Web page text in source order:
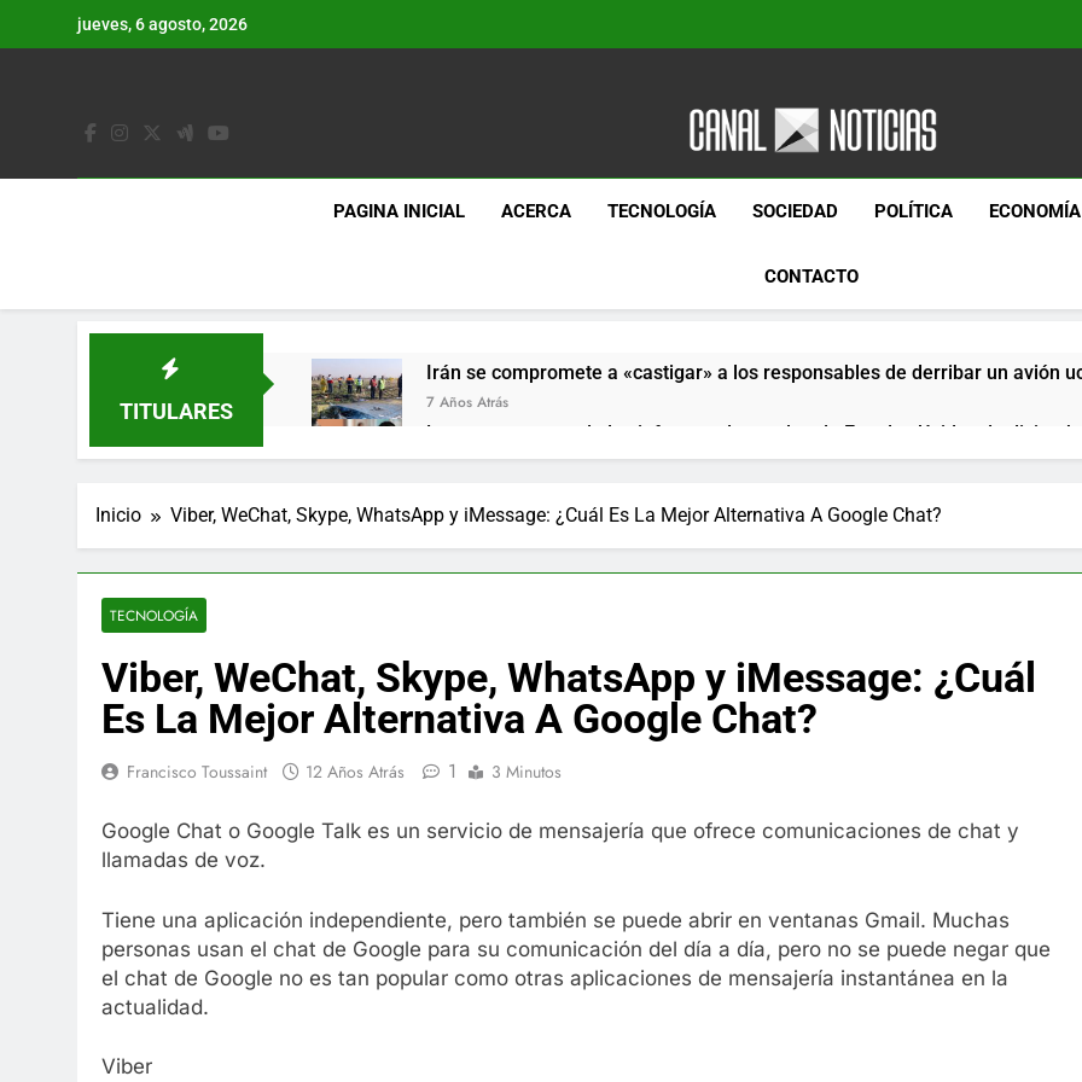
jueves, 6 agosto, 2026
Canal Noticias
Canal Noticias
PAGINA INICIAL ACERCA TECNOLOGÍA SOCIEDAD POLÍTICA ECONOMÍA
CONTACTO
TITULARES
Irán se compromete a «castigar» a los responsables de derribar un avión
7 Años Atrás
Lo que se espera de los informes de empleo de Estados Unidos de
7 Años Atrás
7 Años Atrás
El famoso chef y restaurador, Carl Ruiz, muere a los 44 años
Cápsulas Ultra Max Testo a Precios Especiales en México, Chile, Argentina,
Más
7 Años Atrás
7 Años Atrás
7 Años Atrás
Crucero en México te lleva a lugares paranormales con binoculares de
La Inteligencia Artificial deepfake de Samsung fabrica un clip de
7 Años Atrás
Inicio Viber, WeChat, Skype, WhatsApp y iMessage: ¿Cuál Es La Mejor Alternativa A Google Chat?
TECNOLOGÍA
Viber, WeChat, Skype, WhatsApp y iMessage: ¿Cuál
Es La Mejor Alternativa A Google Chat?
Francisco Toussaint 12 Años Atrás 1 3 Minutos
Google Chat o Google Talk es un servicio de mensajería que ofrece comunicaciones de chat y
llamadas de voz.
Tiene una aplicación independiente, pero también se puede abrir en ventanas Gmail. Muchas
personas usan el chat de Google para su comunicación del día a día, pero no se puede negar que
el chat de Google no es tan popular como otras aplicaciones de mensajería instantánea en la
actualidad.
Viber